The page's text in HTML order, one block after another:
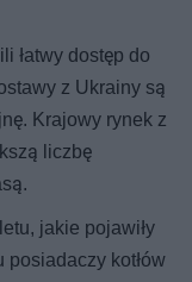
łatwy dostęp do
z Ukrainy są
Krajowy rynek z
liczbę
jakie pojawiły
posiadaczy kotłów